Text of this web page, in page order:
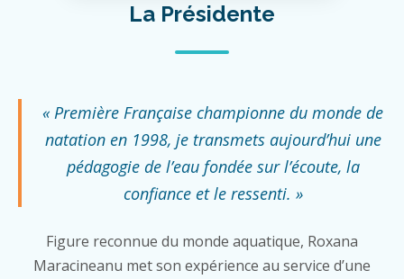
La Présidente
« Première Française championne du monde de
natation en 1998, je transmets aujourd’hui une
pédagogie de l’eau fondée sur l’écoute, la
confiance et le ressenti. »
Figure reconnue du monde aquatique, Roxana
Maracineanu met son expérience au service d’une